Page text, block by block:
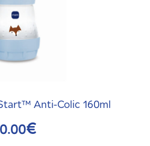
Anti-Colic 160ml
€